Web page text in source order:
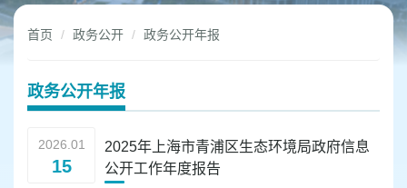
到
网
首页 政务公开 政务公开年报
政务公开年报
2026.01
15
2025年上海市青浦区生态环境局政府信息
公开工作年度报告